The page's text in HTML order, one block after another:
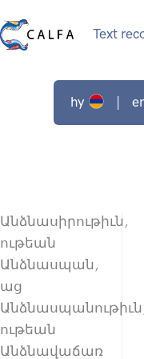
Text
hy |
Անձնասիրութիւն,
ութեան
Անձնասպան,
աց
ութեան
Անձնավաճառ